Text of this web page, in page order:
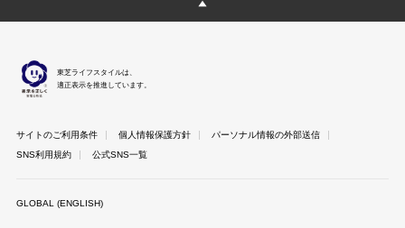
東芝ライフスタイルは、
適正表示を推進しています。
サイトのご利用条件 個人情報保護方針
パーソナル情報の外部送信
SNS利用規約
公式SNS一覧
GLOBAL (ENGLISH)